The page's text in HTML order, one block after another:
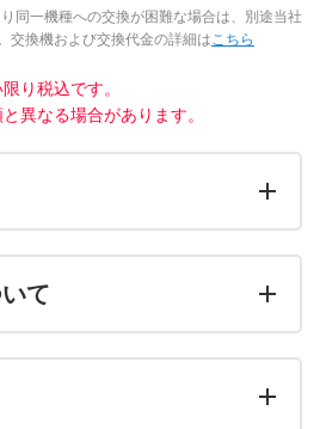
同一機種への交換が困難な場合は、別途当社
交換機および交換代金の詳細はこちら
り税込です。
異なる場合があります。
て